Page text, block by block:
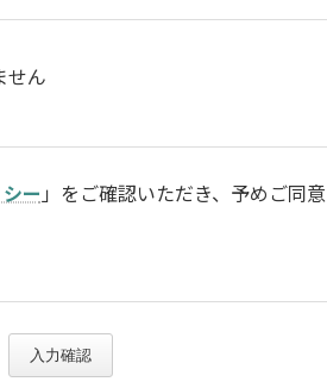
せん
ー 」をご確認いただき、予めご同
入力確認